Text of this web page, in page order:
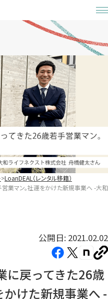
LoanDEAL（レンタル移籍）
業マン。社運をかけた新規事業へ -大和
公開日: 2021.02.02
Facebook（新
い
タ
X（新
い
タ
note（新
い
タ
コ
ピ
に戻ってきた26歳
けた新規事業へ -